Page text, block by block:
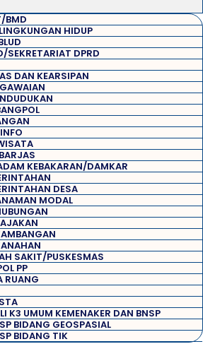
BMD
HIDUP
SEKRETARIAT DPRD
DAN KEARSIPAN
KEBAKARAN/DAMKAR
DESA
MODAL
SAKIT/PUSKESMAS
PP
RUANG
K3 UMUM KEMENAKER DAN BNSP
BIDANG GEOSPASIAL
BIDANG TIK